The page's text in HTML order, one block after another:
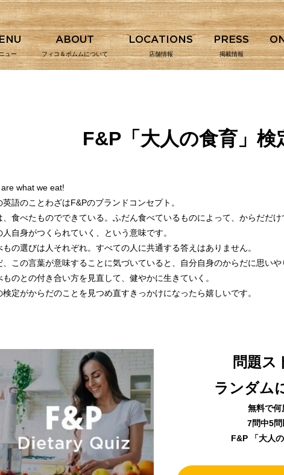
ュー
ABOUT
フィコ＆ポムムについて
LOCATIONS
店舗情報
PRESS
掲載情報
F&P「大人の食育 」 検
what we eat!
英語のことわざはF&Pのブランドコンセプト。
、食べたものでできている。ふだん食べているものによって、からだだけ
人自身がつくられていく、という意味です。
もの選びは人それぞれ。すべての人に共通する答えはありません。
、この言葉が意味することに気づいていると、自分自身のからだに思いや
ものとの付き合い方を見直して、健やかに生きていく。
検定がからだのことを見つめ直すきっかけになったら嬉しいです。
問題ス
ランダム
無料で何
7問中5
F&P 「大人